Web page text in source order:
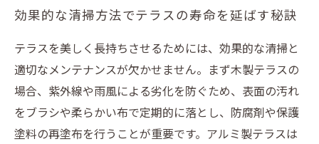
効果的な清掃方法でテラスの寿命を延ばす秘訣
テラスを美しく長持ちさせるためには、効果的な清掃と
適切なメンテナンスが欠かせません。まず木製テラスの
場合、紫外線や雨風による劣化を防ぐため、表面の汚れ
をブラシや柔らかい布で定期的に落とし、防腐剤や保護
塗料の再塗布を行うことが重要です。アルミ製テラスは